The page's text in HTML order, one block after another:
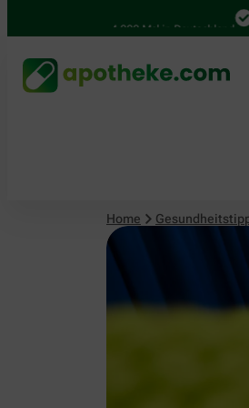
4.000 Mal in Deutschland
Home